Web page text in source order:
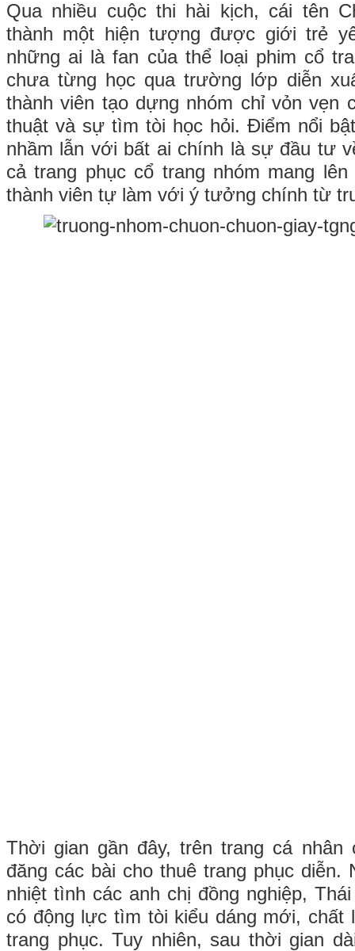
Qua nhiều cuộc thi hài kịch, cái tên
thành một hiện tượng được giới trẻ
những ai là fan của thể loại phim cổ
chưa từng học qua trường lớp diễn
thành viên tạo dựng nhóm chỉ vỏn vẹn
thuật và sự tìm tòi học hỏi. Điểm nổi
nhầm lẫn với bất ai chính là sự đầu tư
cả trang phục cổ trang nhóm mang
thành viên tự làm với ý tưởng chính từ
Thời gian gần đây, trên trang cá nhân
đăng các bài cho thuê trang phục
nhiệt tình các anh chị đồng nghiệp,
có động lực tìm tòi kiểu dáng mới, chất
trang phục. Tuy nhiên, sau thời gian